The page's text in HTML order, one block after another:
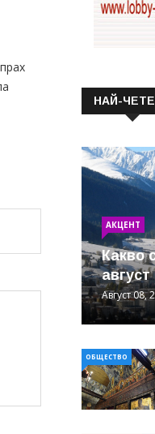
НАЙ-
АКЦЕНТ
Какво
Август 08,
ОБЩЕСТВО